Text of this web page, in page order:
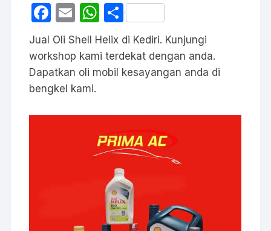
F
a
c
e
b
o
E
m
ail
W
h
at
s
p
p
S
h
ar
e
Jual Oli Shell Helix di Kediri. Kunjungi
workshop kami terdekat dengan anda.
Dapatkan oli mobil kesayangan anda di
bengkel kami.